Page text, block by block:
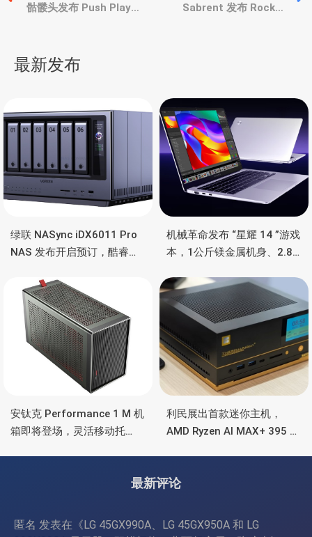
章
航
骷髅头发布 Push Play
Active 三款真无线耳机
Sabrent 发布 Rocket
最新发布
绿联 NASync iDX6011 Pro
NAS 发布开启预订，酷睿
雷电4、OCuLink
机械革命发布 “星耀 14 ”游戏
本，1公斤镁金属机身、2.8K
时长续航
安钛克 Performance 1 M 机
箱即将登场，灵活移动托
利民展出首款迷你主机，
AMD Ryzen AI MAX+ 395 处
最新评论
匿名 发表在《 LG 45GX990A、LG 45GX950A 和 LG